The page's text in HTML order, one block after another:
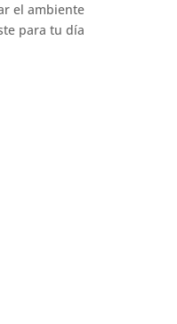
el ambiente
para tu día